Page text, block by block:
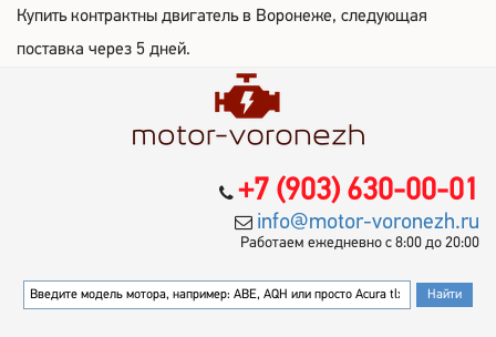
Купить контрактны двигатель в Воронеже, следующая
поставка через 5 дней.
+7 (903) 630-00-01
info@motor-voronezh.ru
Работаем ежедневно с 8:00 до 20:00